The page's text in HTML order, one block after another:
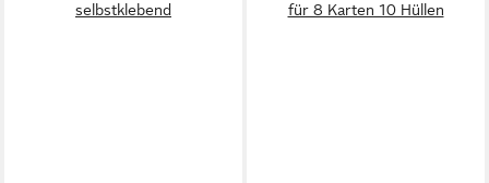
selbstklebend
für 8 Karten 10 Hüllen